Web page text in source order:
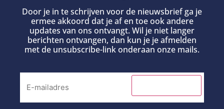
Door je in te schrijven voor de nieuwsbrief ga je
ermee akkoord dat je af en toe ook andere
updates van ons ontvangt. Wil je niet langer
berichten ontvangen, dan kun je je afmelden
met de unsubscribe-link onderaan onze mails.